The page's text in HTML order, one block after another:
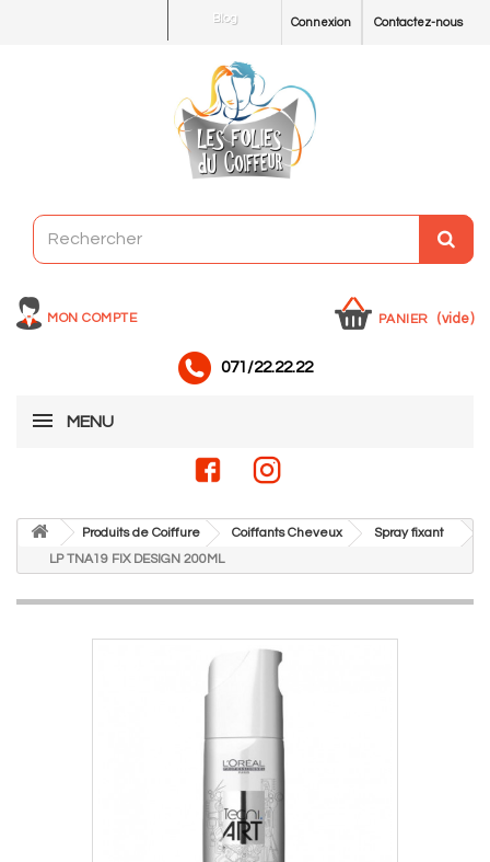
Contactez-nous
Connexion
Blog
MON COMPTE PANIER (vide)
071/22.22.22
MENU
Produits de Coiffure Coiffants Cheveux
Spray fixant
LP TNA19 FIX DESIGN 200ML